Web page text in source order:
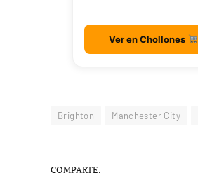
Ver en Chollones
Brighton Manchester City
COMPARTE.